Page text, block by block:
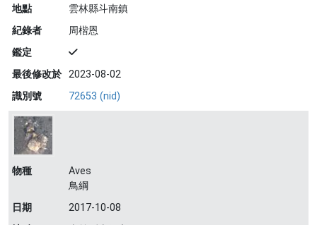
地點
雲林縣斗南鎮
紀錄者
周楷恩
鑑定
最後修改於 2023-08-02
識別號
72653 (nid)
物種
Aves
鳥綱
日期
2017-10-08